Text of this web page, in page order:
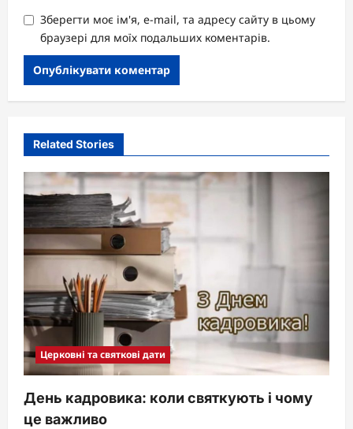
Зберегти моє ім'я, e-mail, та адресу сайту в цьому
браузері для моїх подальших коментарів.
Related Stories
Церковні та святкові дати
День кадровика: коли святкують і чому
це важливо